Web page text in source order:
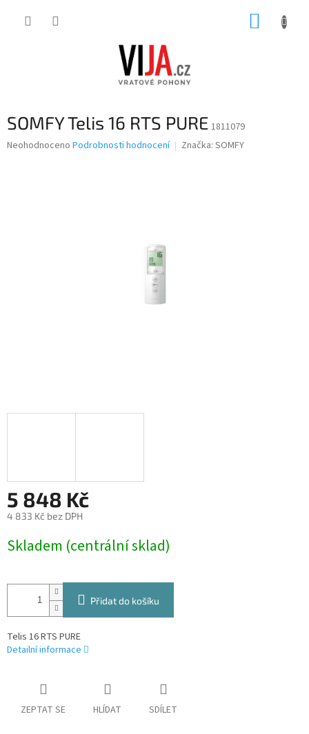
SOMFY Telis 16 RTS PURE 1811079
Průměrné
Neohodnoceno Podrobnosti hodnocení Značka: SOMFY
5 848 Kč
4 833 Kč bez DPH
cena:
Skladem (centrální sklad)
Přidat do košíku
Telis 16 RTS PURE
Detailní informace
ZEPTAT SE HLÍDAT SDÍLET